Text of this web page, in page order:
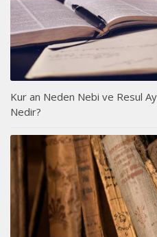
Kur an Neden Nebi ve Resul
Nedir?